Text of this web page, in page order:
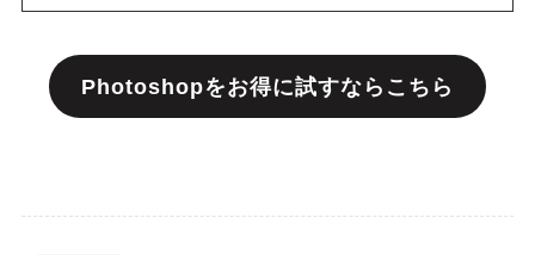
Photoshopをお得に試すならこちら